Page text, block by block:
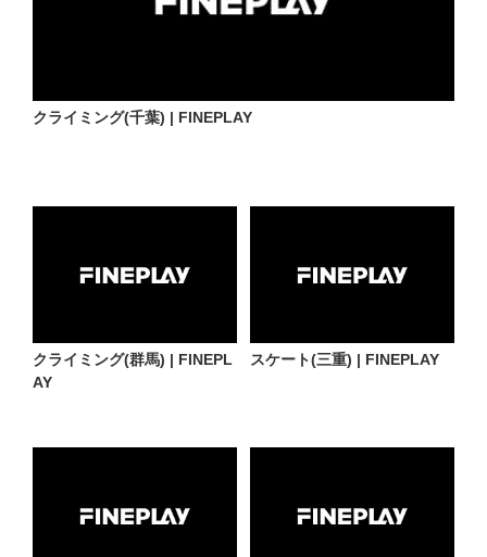
クライミング(千葉) | FINEPLAY
クライミング(群馬) | FINEPL
AY
スケート(三重) | FINEPLAY